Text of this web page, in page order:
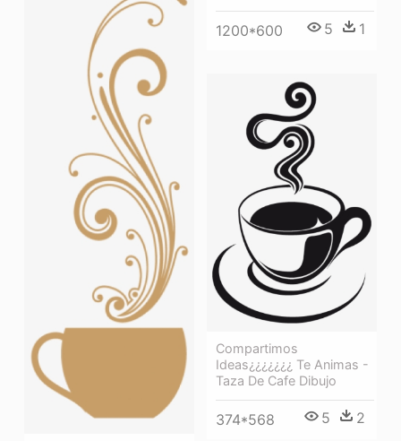
1200*600 5 1
Compartimos
Ideas¿¿¿¿¿¿¿ Te Animas -
Taza De Cafe Dibujo
374*568 5 2